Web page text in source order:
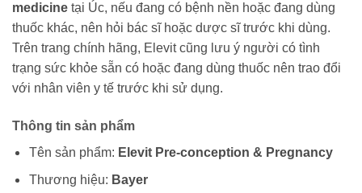
medicine tại Úc, nếu đang có bệnh nền hoặc đang dùng
thuốc khác, nên hỏi bác sĩ hoặc dược sĩ trước khi dùng.
Trên trang chính hãng, Elevit cũng lưu ý người có tình
trạng sức khỏe sẵn có hoặc đang dùng thuốc nên trao đổi
với nhân viên y tế trước khi sử dụng.
Thông tin sản phẩm
Tên sản phẩm: Elevit Pre-conception & Pregnancy
Thương hiệu: Bayer